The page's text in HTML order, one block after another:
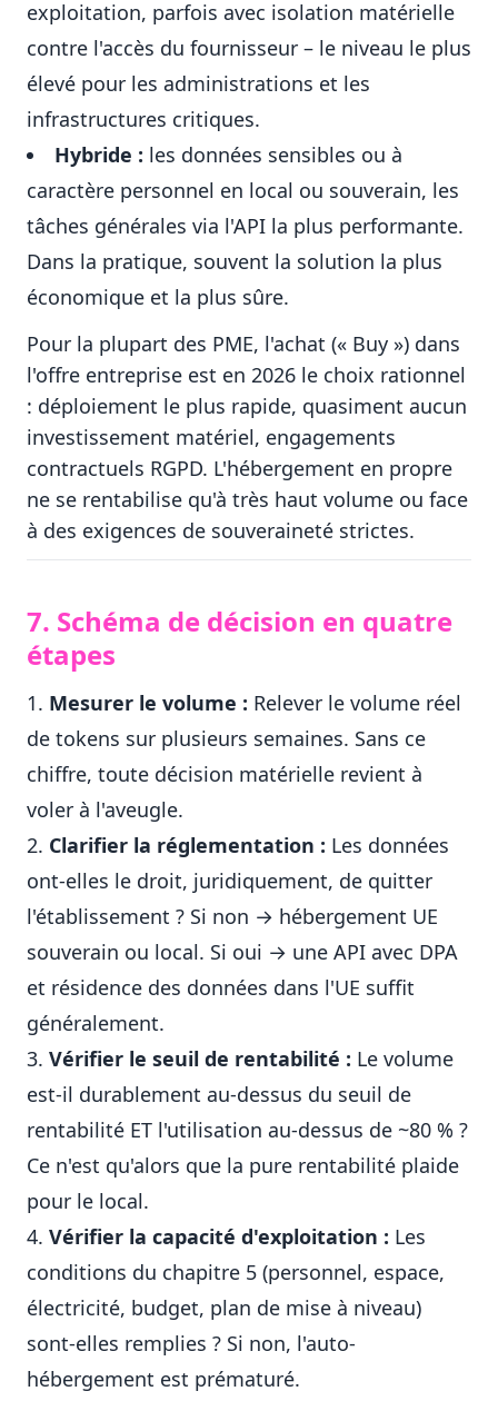
exploitation, parfois avec isolation matérielle
contre l'accès du fournisseur – le niveau le plus
élevé pour les administrations et les
infrastructures critiques.
Hybride : les données sensibles ou à
caractère personnel en local ou souverain, les
tâches générales via l'API la plus performante.
Dans la pratique, souvent la solution la plus
économique et la plus sûre.
Pour la plupart des PME, l'achat (« Buy ») dans
l'offre entreprise est en 2026 le choix rationnel
: déploiement le plus rapide, quasiment aucun
investissement matériel, engagements
contractuels RGPD. L'hébergement en propre
ne se rentabilise qu'à très haut volume ou face
à des exigences de souveraineté strictes.
7. Schéma de décision en quatre
étapes
Mesurer le volume : Relever le volume réel
de tokens sur plusieurs semaines. Sans ce
chiffre, toute décision matérielle revient à
voler à l'aveugle.
Clarifier la réglementation : Les données
ont-elles le droit, juridiquement, de quitter
l'établissement ? Si non → hébergement UE
souverain ou local. Si oui → une API avec DPA
et résidence des données dans l'UE suffit
généralement.
Vérifier le seuil de rentabilité : Le volume
est-il durablement au-dessus du seuil de
rentabilité ET l'utilisation au-dessus de ~80 % ?
Ce n'est qu'alors que la pure rentabilité plaide
pour le local.
Vérifier la capacité d'exploitation : Les
conditions du chapitre 5 (personnel, espace,
électricité, budget, plan de mise à niveau)
sont-elles remplies ? Si non, l'auto-
hébergement est prématuré.